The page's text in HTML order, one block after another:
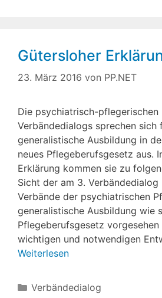
Gütersloher
23. März 2016 von PP.NET
Die psychiatrisch-pflegerischen
Verbändedialogs sprechen sich
generalistische Ausbildung in
neues Pflegeberufsgesetz aus.
Erklärung kommen sie zu
Sicht der am 3.
Verbände der psychiatrischen
generalistische Ausbildung wie
Pflegeberufsgesetz vorgesehen
wichtigen und notwendigen
Weiterlesen
Kategorien
Verbändedialog